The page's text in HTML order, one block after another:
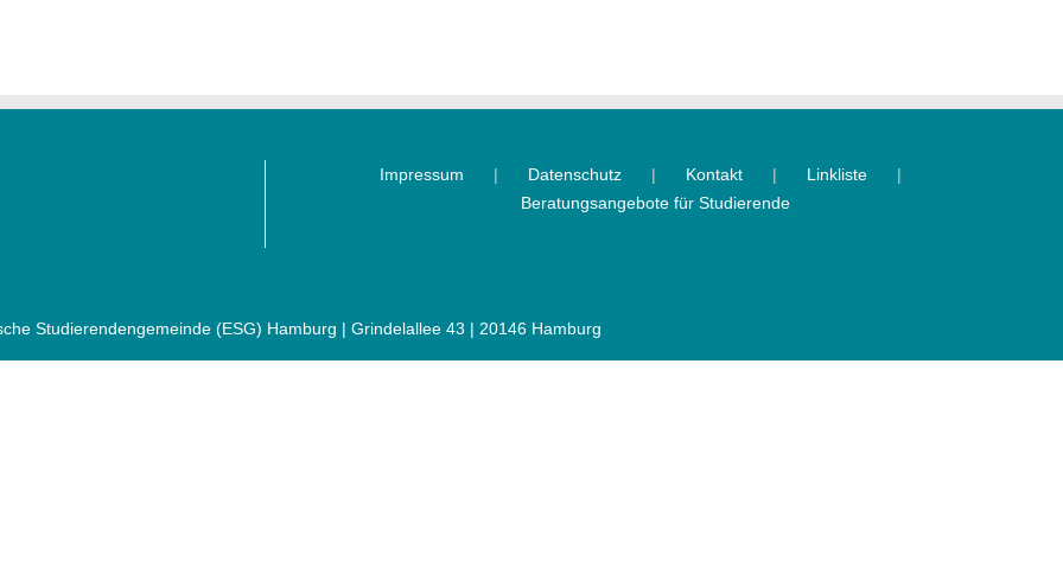
Impressum Datenschutz Kontakt
Linkliste
Beratungsangebote für Studierende
Studierendengemeinde (ESG) Hamburg | Grindelallee 43 | 20146 Hamburg